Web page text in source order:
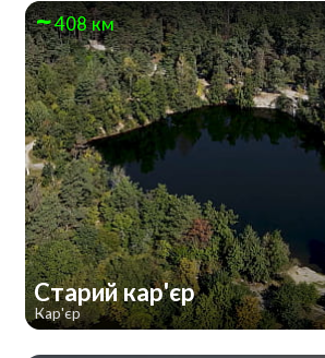
408 км
Старий кар'єр
Кар'єр